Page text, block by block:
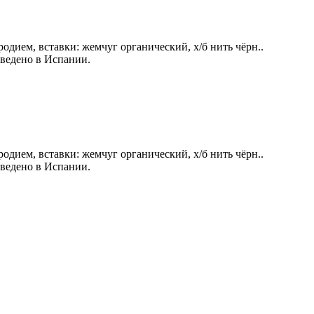
вставки: жемчуг органический, х/б нить чёрн..
в Испании.
вставки: жемчуг органический, х/б нить чёрн..
в Испании.